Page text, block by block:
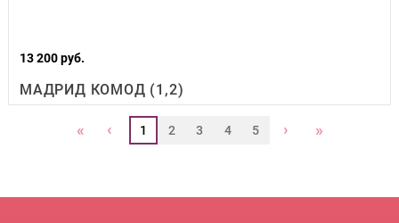
13 200 руб.
МАДРИД КОМОД (1,2)
« ‹ 1 2 3 4 5 › »